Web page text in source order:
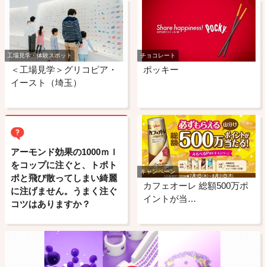
工場見学・体験スポット
＜工場見学＞グリコピア・
イースト（埼玉）
チョコレート
ポッキー
アーモンド効果の1000ｍｌ
をコップに注ぐと、トポト
ポと飛び散ってしまい綺麗
に注げません。うまく注ぐ
コツはありますか？
キャンペーン
カフェオーレ 総額500万ポ
イントが当…